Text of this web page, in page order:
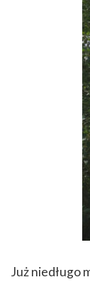
Już niedługo